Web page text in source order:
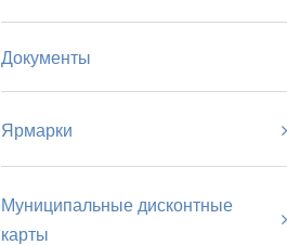
Документы
Ярмарки
Муниципальные дисконтные
карты